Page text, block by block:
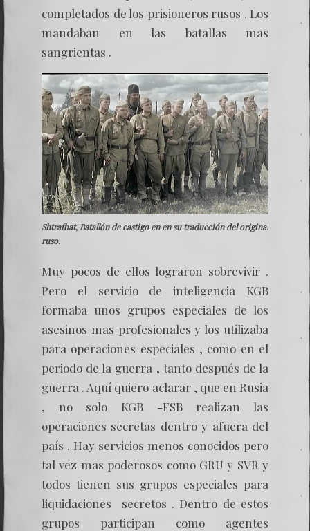
completados de los prisioneros rusos . Los
mandaban en las batallas mas
sangrientas .
Shtrafbat, Batallón de castigo en en su traducción del original
ruso.
Muy pocos de ellos lograron sobrevivir .
Pero el servicio de inteligencia KGB
formaba unos grupos especiales de los
asesinos mas profesionales y los utilizaba
para operaciones especiales , como en el
periodo de la guerra , tanto después de la
guerra . Aquí quiero aclarar , que en Rusia
, no solo KGB -FSB realizan las
operaciones secretas dentro y afuera del
país . Hay servicios menos conocidos pero
tal vez mas poderosos como GRU y SVR y
todos tienen sus grupos especiales para
liquidaciones secretos . Dentro de estos
grupos participan como agentes